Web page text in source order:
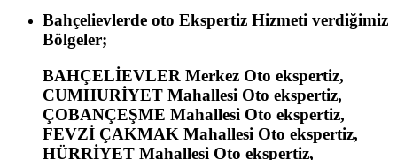
Bahçelievlerde oto Ekspertiz Hizmeti verdiğimiz
Bölgeler;
BAHÇELİEVLER Merkez Oto ekspertiz,
CUMHURİYET Mahallesi Oto ekspertiz,
ÇOBANÇEŞME Mahallesi Oto ekspertiz,
FEVZİ ÇAKMAK Mahallesi Oto ekspertiz,
HÜRRİYET Mahallesi Oto ekspertiz,